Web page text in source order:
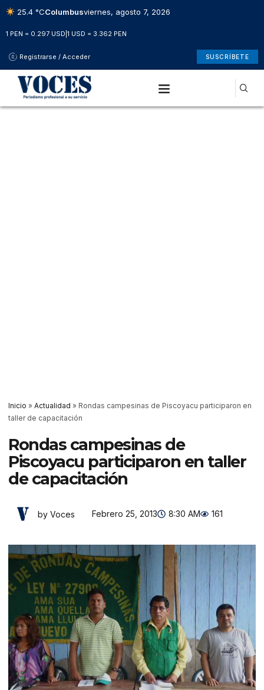
25.4 °CColumbusviernes, agosto 7, 2026
1 PEN = 0.297 USD 1 USD = 3.362 PEN
Registrarse / Acceder SUSCRÍBETE
Inicio » Actualidad » Rondas campesinas de Piscoyacu participaron en
taller de capacitación
Rondas campesinas de
Piscoyacu participaron en taller
de capacitación
by Voces Febrero 25, 2013 8:30 AM 161